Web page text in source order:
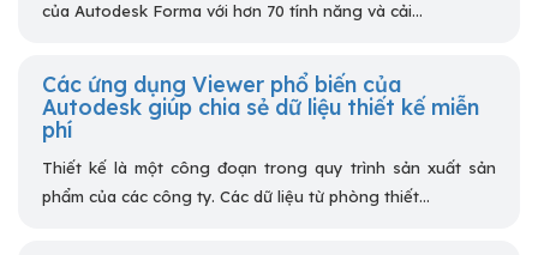
của Autodesk Forma với hơn 70 tính năng và cải...
Các ứng dụng Viewer phổ biến của
Autodesk giúp chia sẻ dữ liệu thiết kế miễn
phí
Thiết kế là một công đoạn trong quy trình sản xuất sản
phẩm của các công ty. Các dữ liệu từ phòng thiết...